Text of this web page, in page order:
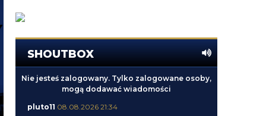
SHOUTBOX
Nie jesteś zalogowany. Tylko zalogowane osoby,
mogą dodawać wiadomości
pluto11 08.08.2026 21:34